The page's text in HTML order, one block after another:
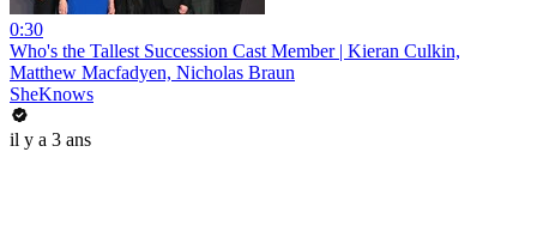
0:30
Who's the Tallest Succession Cast Member | Kieran Culkin,
Matthew Macfadyen, Nicholas Braun
SheKnows
il y a 3 ans